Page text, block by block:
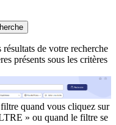
de votre recherche
présents sous les critères
quand vous cliquez sur
» ou quand le filtre se